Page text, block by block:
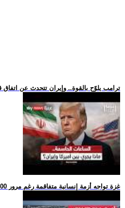
.. ترامب يلوّح بالقوة.. وإيران تتحدث عن
.. غزة تواجه أزمة إنسانية متفاقمة رغم مرور 300 يوم على اتفاق وق